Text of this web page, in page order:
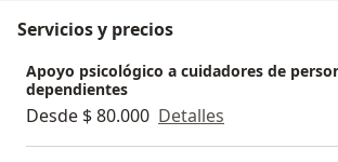
Servicios y precios
Apoyo psicológico a cuidadores de
dependientes
Desde $ 80.000 Detalles